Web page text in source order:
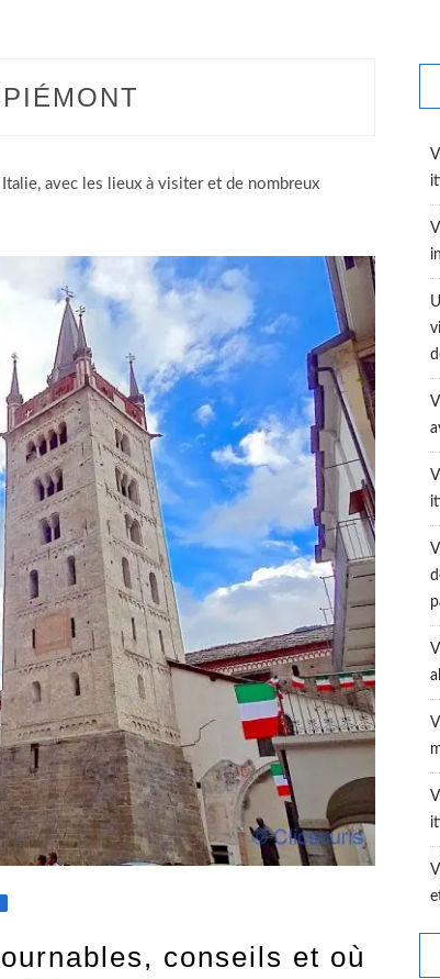
PIÉMONT
avec les lieux à visiter et de nombreux
conseils et où